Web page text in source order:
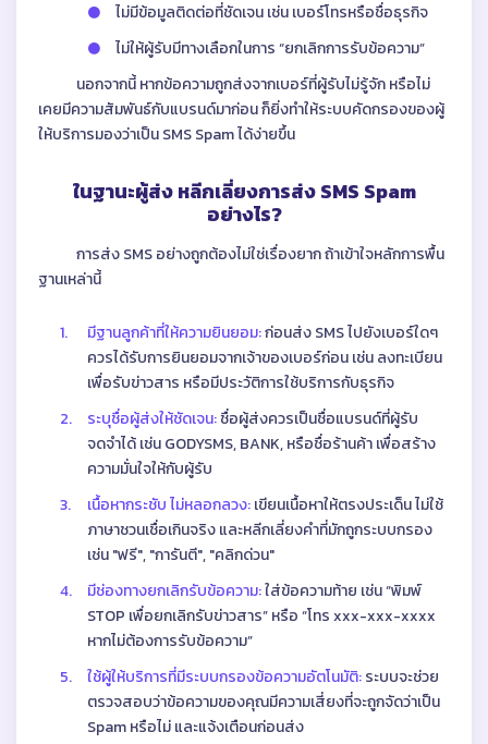
ไม่มีข้อมูลติดต่อที่ชัดเจน เช่น เบอร์โทรหรือชื่อธุรกิจ
ไม่ให้ผู้รับมีทางเลือกในการ “ยกเลิกการรับข้อความ”
นอกจากนี้ หากข้อความถูกส่งจากเบอร์ที่ผู้รับไม่รู้จัก หรือไม่
เคยมีความสัมพันธ์กับแบรนด์มาก่อน ก็ยิ่งทำให้ระบบคัดกรองของผู้
ให้บริการมองว่าเป็น SMS Spam ได้ง่ายขึ้น
ในฐานะผู้ส่ง หลีกเลี่ยงการส่ง SMS Spam
อย่างไร?
การส่ง SMS อย่างถูกต้องไม่ใช่เรื่องยาก ถ้าเข้าใจหลักการพื้น
ฐานเหล่านี้
1. มีฐานลูกค้าที่ให้ความยินยอม:ก่อนส่ง SMS ไปยังเบอร์ใดๆ
ควรได้รับการยินยอมจากเจ้าของเบอร์ก่อน เช่น ลงทะเบียน
เพื่อรับข่าวสาร หรือมีประวัติการใช้บริการกับธุรกิจ
2.
ระบุชื่อผู้ส่งให้ชัดเจน:ชื่อผู้ส่งควรเป็นชื่อแบรนด์ที่ผู้รับ
จดจำได้ เช่น GODYSMS, BANK, หรือชื่อร้านค้า เพื่อสร้าง
ความมั่นใจให้กับผู้รับ
3.
เนื้อหากระชับ ไม่หลอกลวง:เขียนเนื้อหาให้ตรงประเด็น ไม่ใช้
ภาษาชวนเชื่อเกินจริง และหลีกเลี่ยงคำที่มักถูกระบบกรอง
เช่น "ฟรี", "การันตี", "คลิกด่วน"
4.
มีช่องทางยกเลิกรับข้อความ:ใส่ข้อความท้าย เช่น “พิมพ์
STOP เพื่อยกเลิกรับข่าวสาร” หรือ “โทร xxx-xxx-xxxx
หากไม่ต้องการรับข้อความ”
5.
ใช้ผู้ให้บริการที่มีระบบกรองข้อความอัตโนมัติ:ระบบจะช่วย
ตรวจสอบว่าข้อความของคุณมีความเสี่ยงที่จะถูกจัดว่าเป็น
Spam หรือไม่ และแจ้งเตือนก่อนส่ง